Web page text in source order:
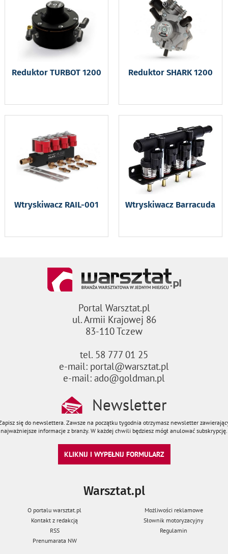
Reduktor TURBOT 1200 Reduktor SHARK 1200
Wtryskiwacz RAIL-001 Wtryskiwacz Barracuda
Portal Warsztat.pl
ul. Armii Krajowej 86
83-110 Tczew
tel. 58 777 01 25
e-mail: portal@warsztat.pl
e-mail: ado@goldman.pl
Newsletter
się do newslettera. Zawsze na początku tygodnia otrzymasz newsletter
najważniejsze informacje z branży. W każdej chwili będziesz mógł anulować subskrypcję.
KLIKNIJ I WYPEŁNIJ FORMULARZ
Warsztat.pl
O portalu warsztat.pl
Możliwości reklamowe
Kontakt z redakcją
Słownik motoryzacyjny
RSS
Regulamin
Prenumarata NW